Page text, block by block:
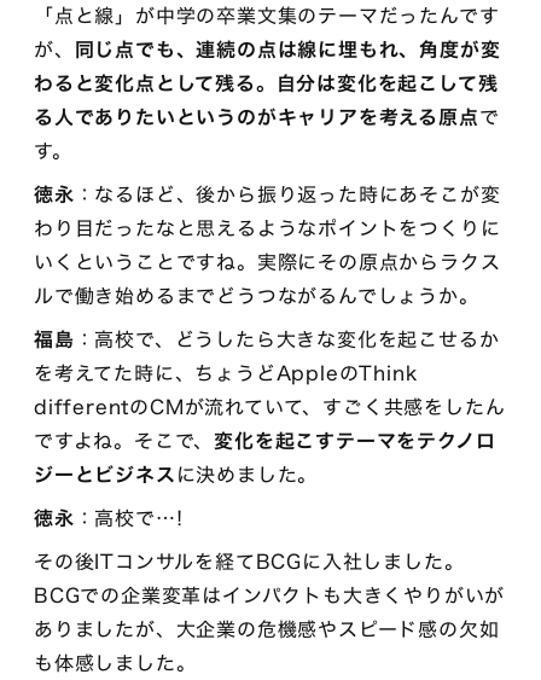
「点と線」が中学の卒業文集のテーマだったんです
が、 同じ点でも、連続の点は線に埋もれ、角度が変
わると変化点として残る。自分は変化を起こして残
る人でありたいというのがキャリアを考える原点で
す。
徳永 ：なるほど、後から振り返った時にあそこが変
わり目だったなと思えるようなポイントをつくりに
いくということですね。実際にその原点からラクス
ルで働き始めるまでどうつながるんでしょうか。
福島 ：高校で、どうしたら大きな変化を起こせるか
を考えてた時に、ちょうどAppleのThink
differentのCMが流れていて、すごく共感をしたん
ですよね。そこで、変化を起こすテーマをテクノロ
ジーとビジネスに決めました。
徳永 ：高校で…!
その後ITコンサルを経てBCGに入社しました。
BCGでの企業変革はインパクトも大きくやりがいが
ありましたが、大企業の危機感やスピード感の欠如
も体感しました。